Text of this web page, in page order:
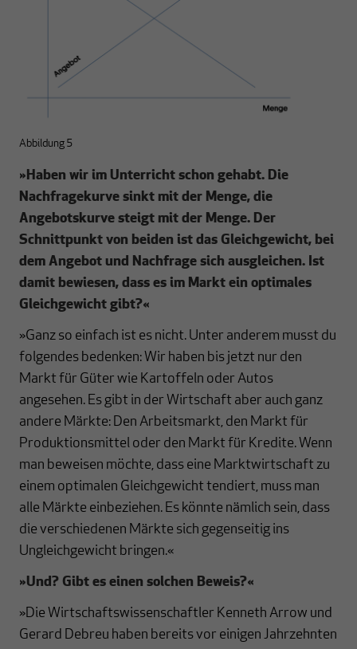
Abbildung 5
»Haben wir im Unterricht schon gehabt. Die
Nachfragekurve sinkt mit der Menge, die
Angebotskurve steigt mit der Menge. Der
Schnittpunkt von beiden ist das Gleichgewicht, bei
dem Angebot und Nachfrage sich ausgleichen. Ist
damit bewiesen, dass es im Markt ein optimales
Gleichgewicht gibt?«
»Ganz so einfach ist es nicht. Unter anderem musst du
folgendes bedenken: Wir haben bis jetzt nur den
Markt für Güter wie Kartoffeln oder Autos
angesehen. Es gibt in der Wirtschaft aber auch ganz
andere Märkte: Den Arbeitsmarkt, den Markt für
Produktionsmittel oder den Markt für Kredite. Wenn
man beweisen möchte, dass eine Marktwirtschaft zu
einem optimalen Gleichgewicht tendiert, muss man
alle Märkte einbeziehen. Es könnte nämlich sein, dass
die verschiedenen Märkte sich gegenseitig ins
Ungleichgewicht bringen.«
»Und? Gibt es einen solchen Beweis?«
»Die Wirtschaftswissenschaftler Kenneth Arrow und
Gerard Debreu haben bereits vor einigen Jahrzehnten